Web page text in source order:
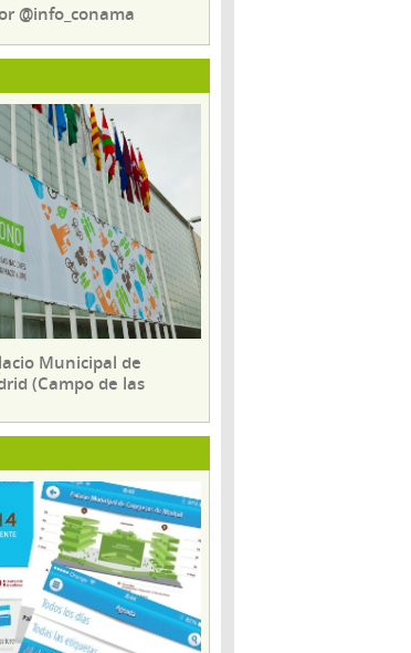
@info_conama
Municipal de
(Campo de las